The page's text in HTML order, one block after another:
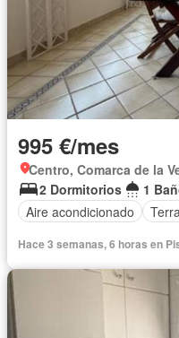
995 €/mes
Centro, Comarca de la
2 Dormitorios
1
Aire acondicionado
Hace 3 semanas, 6 horas en